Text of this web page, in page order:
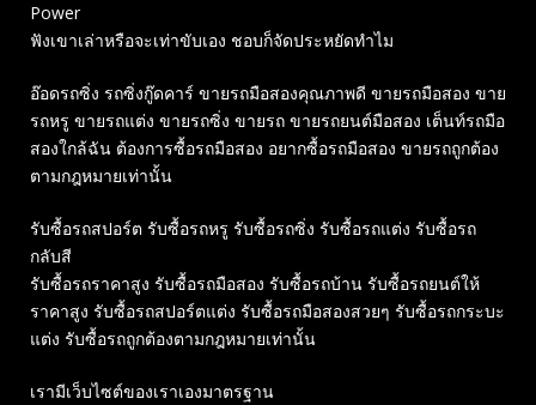
Power
ฟังเขาเล่าหรือจะเท่าขับเอง ชอบก็จัดประหยัดทำไม
อ๊อดรถซิ่ง รถซิ่งกู๊ดคาร์ ขายรถมือสองคุณภาพดี ขายรถมือสอง ขาย
รถหรู ขายรถแต่ง ขายรถซิ่ง ขายรถ ขายรถยนต์มือสอง เต็นท์รถมือ
สองใกล้ฉัน ต้องการซื้อรถมือสอง อยากซื้อรถมือสอง ขายรถถูกต้อง
ตามกฎหมายเท่านั้น
รับซื้อรถสปอร์ต รับซื้อรถหรู รับซื้อรถซิ่ง รับซื้อรถแต่ง รับซื้อรถ
กลับสี
รับซื้อรถราคาสูง รับซื้อรถมือสอง รับซื้อรถบ้าน รับซื้อรถยนต์ให้
ราคาสูง รับซื้อรถสปอร์ตแต่ง รับซื้อรถมือสองสวยๆ รับซื้อรถกระบะ
แต่ง รับซื้อรถถูกต้องตามกฎหมายเท่านั้น
เรามีเว็บไซต์ของเราเองมาตรฐาน